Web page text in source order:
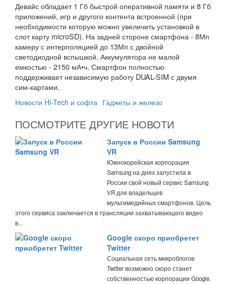
Девайс обладает 1 Гб быстрой оперативной памяти и 8 Гб
приложений, игр и другого контента встроенной (при
необходимости которую можно увеличить установкой в
слот карту microSD). На задней стороне смартфона - 8Мп
камеру с интерполяцией до 13Мп с двойной
светодиодной вспышкой. Аккумулятора не малой
емкостью - 2150 мА•ч. Смартфон полностью
поддерживает независимую работу DUAL-SIM с двумя
сим-картами.
Новости Hi-Tech и софта Гаджеты и железо
ПОСМОТРИТЕ ДРУГИЕ НОВОТИ
Запуск в России Samsung
VR
Южнокорейская корпорация
Samsung на днях запустила в
России свой новый сервис Samsung
VR для владельцев
мультимедийных смартфонов. Цель
этого сервиса заключается в трансляции захватывающего видео
в...
Google скоро приобретет
Twitter
Социальная сеть микроблогов
Twitter возможно скоро станет
собственностью корпорации Google.